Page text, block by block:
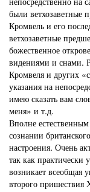
были ветхозаветные
Кромвель и его
ветхозаветные
божественное
видениями и снами.
Кромвеля и других
указания на
имею сказать вам
меня» и т.д.
Вполне
сознании
настроения. Очень
так как практически
возникает всеобщая
второго пришествия